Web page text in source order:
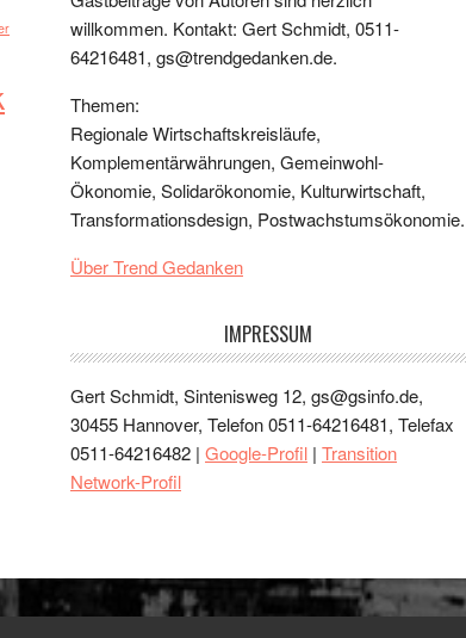
willkommen. Kontakt: Gert Schmidt, 0511-
64216481, gs@trendgedanken.de.
Themen:
Regionale Wirtschaftskreisläufe,
Komplementärwährungen, Gemeinwohl-
Ökonomie, Solidarökonomie, Kulturwirtschaft,
Transformationsdesign, Postwachstumsökonomie.
Über Trend Gedanken
IMPRESSUM
Gert Schmidt, Sintenisweg 12, gs@gsinfo.de,
30455 Hannover, Telefon 0511-64216481, Telefax
0511-64216482 | Google-Profil | Transition
Network-Profil